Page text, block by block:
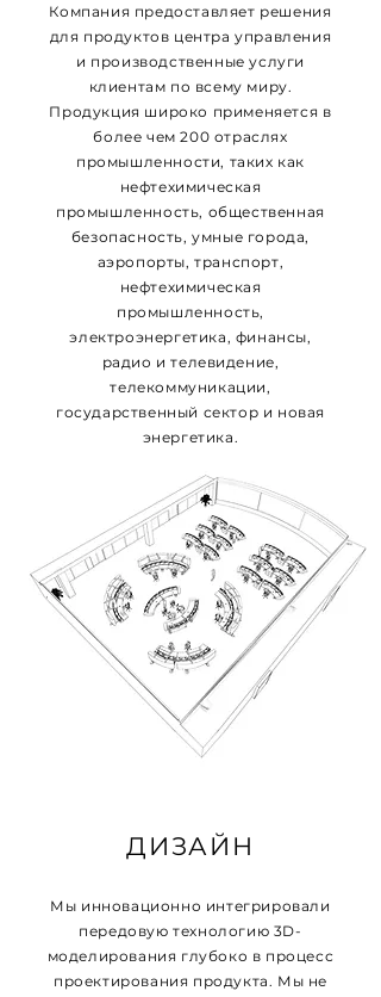
Компания предоставляет решения
для продуктов центра управления
и производственные услуги
клиентам по всему миру.
Продукция широко применяется в
более чем 200 отраслях
промышленности, таких как
нефтехимическая
промышленность, общественная
безопасность, умные города,
аэропорты, транспорт,
нефтехимическая
промышленность,
электроэнергетика, финансы,
радио и телевидение,
телекоммуникации,
государственный сектор и новая
энергетика.
ДИЗАЙН
Мы инновационно интегрировали
передовую технологию 3D-
моделирования глубоко в процесс
проектирования продукта. Мы не